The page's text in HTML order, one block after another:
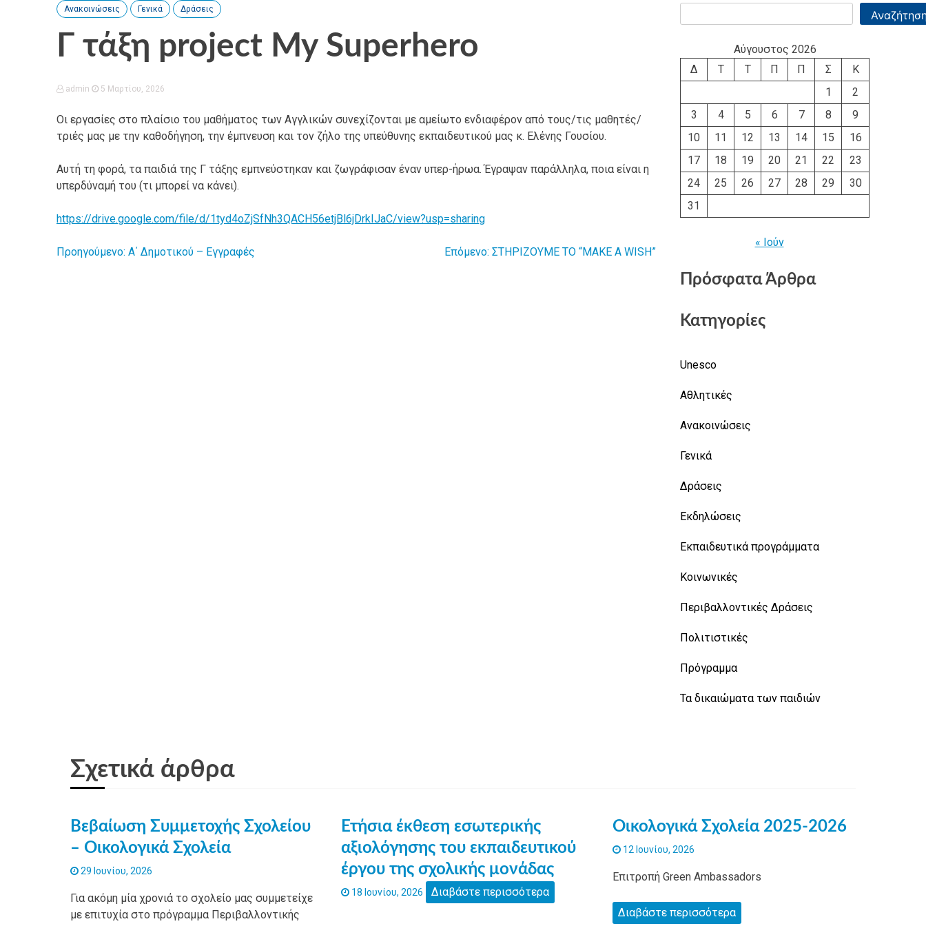
Ανακοινώσεις Γενικά Δράσεις
Γ τάξη project My Superhero
admin 5 Μαρτίου, 2026
Οι εργασίες στο πλαίσιο του μαθήματος των Αγγλικών συνεχίζονται με αμείωτο ενδιαφέρον από τους/τις μαθητές/
τριές μας με την καθοδήγηση, την έμπνευση και τον ζήλο της υπεύθυνης εκπαιδευτικού μας κ. Ελένης Γουσίου.
Αυτή τη φορά, τα παιδιά της Γ τάξης εμπνεύστηκαν και ζωγράφισαν έναν υπερ-ήρωα. Έγραψαν παράλληλα, ποια είναι η
υπερδύναμή του (τι μπορεί να κάνει).
https://drive.google.com/file/d/1tyd4oZjSfNh3QACH56etjBl6jDrkIJaC/view?usp=sharing
Πλοήγηση
Προηγούμενο: Α΄ Δημοτικού – Εγγραφές Επόμενο: ΣΤΗΡΙΖΟΥΜΕ ΤΟ “MAKE A WISH”
Αύγουστος 2026
Δ
Τ Τ Π Π Σ
Κ
1
2
3
4 5 6 7 8
9
10
11 12 13 14 15
16
17
18 19 20 21 22
23
24
25 26 27 28 29
30
31
« Ιούν
Πρόσφατα Άρθρα
Κατηγορίες
Unesco
Αθλητικές
Ανακοινώσεις
Γενικά
Δράσεις
Εκδηλώσεις
Εκπαιδευτικά προγράμματα
Κοινωνικές
Περιβαλλοντικές Δράσεις
Πολιτιστικές
Πρόγραμμα
Τα δικαιώματα των παιδιών
Σχετικά άρθρα
Βεβαίωση Συμμετοχής Σχολείου
– Οικολογικά Σχολεία
29 Ιουνίου, 2026
Για ακόμη μία χρονιά το σχολείο μας συμμετείχε
με επιτυχία στο πρόγραμμα Περιβαλλοντικής
Ετήσια έκθεση εσωτερικής
αξιολόγησης του εκπαιδευτικού
έργου της σχολικής μονάδας
18 Ιουνίου, 2026 Διαβάστε περισσότερα
Οικολογικά Σχολεία 2025-2026
12 Ιουνίου, 2026
Επιτροπή Green Ambassadors
Διαβάστε περισσότερα